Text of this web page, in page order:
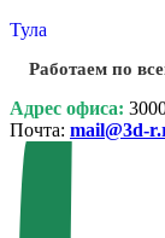
Тула
Работаем по
Адрес офиса:
Почта: mail@3d-